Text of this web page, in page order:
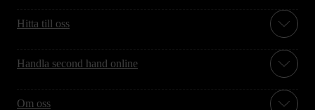
Hitta till oss
Handla second hand online
Om oss